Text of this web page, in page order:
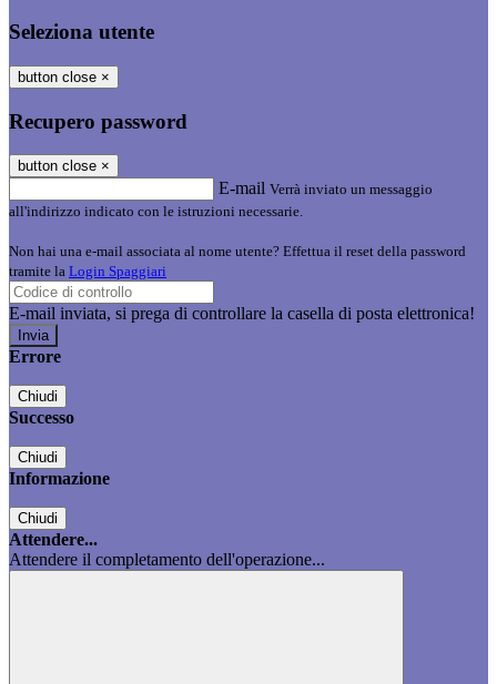
Seleziona utente
button close ×
Recupero password
button close ×
E-mail Verrà inviato un messaggio
all'indirizzo indicato con le istruzioni necessarie.
Non hai una e-mail associata al nome utente? Effettua il reset della password
tramite la Login Spaggiari
E-mail inviata, si prega di controllare la casella di posta elettronica!
Errore
Chiudi
Successo
Chiudi
Informazione
Chiudi
Attendere...
Attendere il completamento dell'operazione...